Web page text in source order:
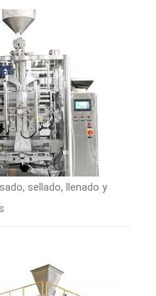
sellado, llenado y